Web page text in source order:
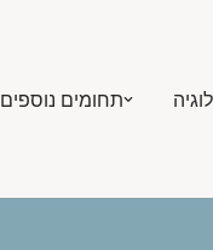
תחומים נוספים